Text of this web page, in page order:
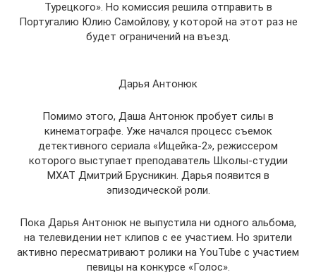
Турецкого». Но комиссия решила отправить в
Португалию Юлию Самойлову, у которой на этот раз не
будет ограничений на въезд.
Дарья Антонюк
Помимо этого, Даша Антонюк пробует силы в
кинематографе. Уже начался процесс съемок
детективного сериала «Ищейка-2», режиссером
которого выступает преподаватель Школы-студии
МХАТ Дмитрий Брусникин. Дарья появится в
эпизодической роли.
Пока Дарья Антонюк не выпустила ни одного альбома,
на телевидении нет клипов с ее участием. Но зрители
активно пересматривают ролики на YouTube с участием
певицы на конкурсе «Голос».